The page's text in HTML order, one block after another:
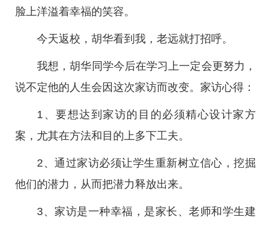
脸上洋溢着幸福的笑容。
今天返校，胡华看到我，老远就打招呼。
我想，胡华同学今后在学习上一定会更努力，
说不定他的人生会因这次家访而改变。家访心得：
1、要想达到家访的目的必须精心设计家方
案，尤其在方法和目的上多下工夫。
2、通过家访必须让学生重新树立信心，挖掘
他们的潜力，从而把潜力释放出来。
3、家访是一种幸福，是家长、老师和学生建